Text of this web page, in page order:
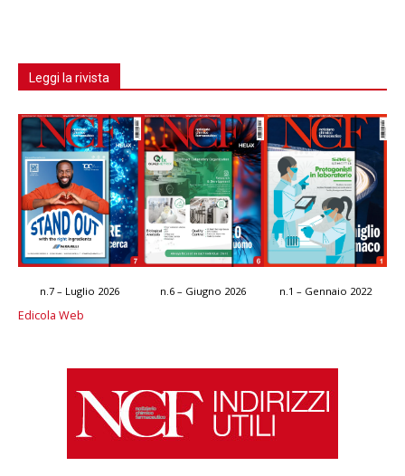
Leggi la rivista
n.7 – Luglio 2026 n.6 – Giugno 2026 n.1 – Gennaio 2022
Edicola Web